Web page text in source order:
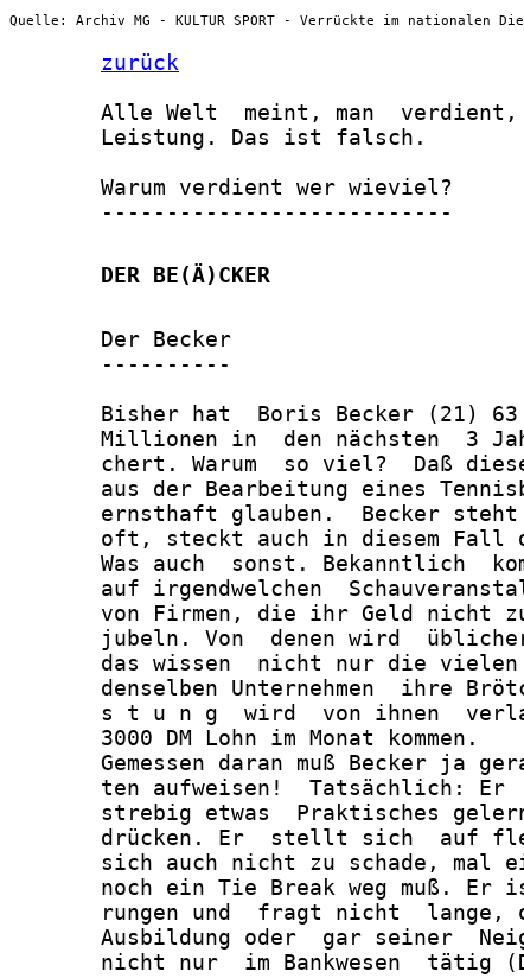
Quelle: Archiv MG - KULTUR SPORT - Verrückte im nationalen
zurück
Alle Welt  meint, man
       Leistung. Das ist falsch.
       Warum verdient wer wieviel?
       ---------------------------
       DER BE(Ä)CKER
       Der Becker
       ----------
Bisher hat  Boris Becker (21)
Millionen in  den nächsten  3
chert. Warum  so viel?  Daß
aus der Bearbeitung eines
ernsthaft glauben.  Becker
oft, steckt auch in diesem Fall
Was auch  sonst. Bekanntlich
auf irgendwelchen
von Firmen, die ihr Geld nicht
jubeln. Von  denen wird
das wissen  nicht nur die
denselben Unternehmen  ihre
s t u n g  wird  von ihnen
       3000 DM Lohn im Monat kommen.
Gemessen daran muß Becker ja
ten aufweisen!  Tatsächlich: Er
strebig etwas  Praktisches
drücken. Er  stellt sich  auf
sich auch nicht zu schade, mal
noch ein Tie Break weg muß. Er
rungen und  fragt nicht  lange,
Ausbildung oder  gar seiner
nicht nur  im Bankwesen  tätig